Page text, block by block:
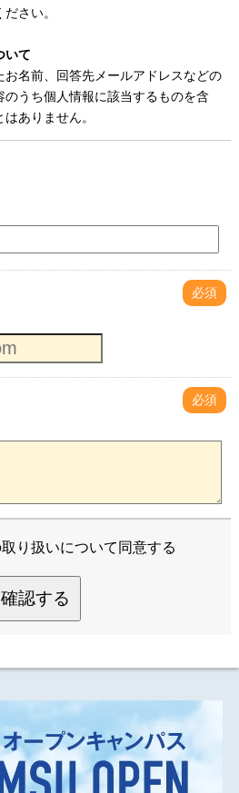
さい。
いて
名前、回答先メールアドレスなどの
うち個人情報に該当するものを含
ありません。
必須
必須
り扱いについて同意する
確認する